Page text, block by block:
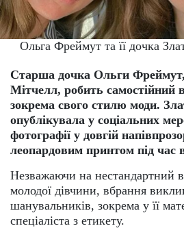
Ольга Фреймут та її дочка
Старша дочка Ольги Фреймут,
Мітчелл, робить самостійний
зокрема свого стилю моди.
опублікувала у соціальних
фотографії у довгій
леопардовим принтом під час
Незважаючи на нестандартний
молодої дівчини, вбрання
шанувальників, зокрема у її
спеціаліста з етикету.